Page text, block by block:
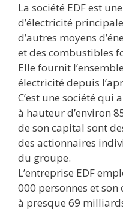
La société EDF est
d’électricité
d’autres moyens
et des combustibles
Elle fournit
électricité depuis
C’est une société qui
à hauteur d’environ
de son capital sont
des actionnaires
du groupe.
L’entreprise EDF
000 personnes et
à presque 69